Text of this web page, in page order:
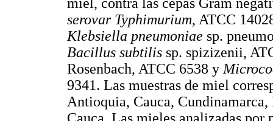
serovar Typhimurium, ATCC
Klebsiella pneumoniae sp.
Bacillus subtilis sp. spizizenii,
Rosenbach, ATCC 6538 y
9341. Las muestras de miel
Antioquia, Cauca,